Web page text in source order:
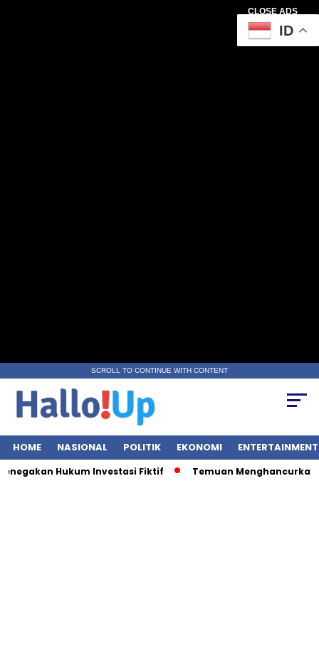
CLOSE ADS
SCROLL TO CONTINUE WITH CONTENT
HOME NASIONAL POLITIK EKONOMI ENTERTAINMENT
Hukum Investasi Fiktif Temuan Menghancurkan: 9
ID